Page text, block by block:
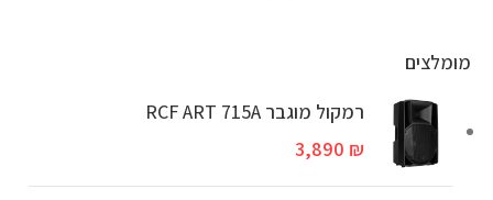
מומלצים
רמקול מוגבר RCF ART 715A
3,890 ₪